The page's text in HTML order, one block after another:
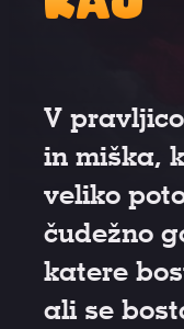
V
in miška,
veliko
čudežno
katere
ali se